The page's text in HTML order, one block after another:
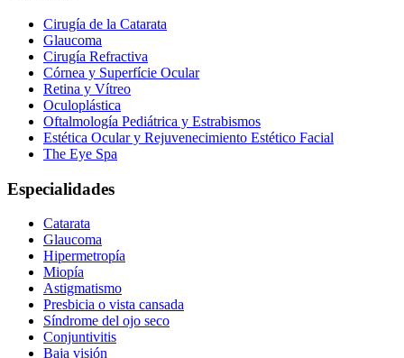
Cirugía de la Catarata
Glaucoma
Cirugía Refractiva
Córnea y Superfície Ocular
Retina y Vítreo
Oculoplástica
Oftalmología Pediátrica y Estrabismos
Estética Ocular y Rejuvenecimiento Estético Facial
The Eye Spa
Especialidades
Catarata
Glaucoma
Hipermetropía
Miopía
Astigmatismo
Presbicia o vista cansada
Síndrome del ojo seco
Conjuntivitis
Baja visión